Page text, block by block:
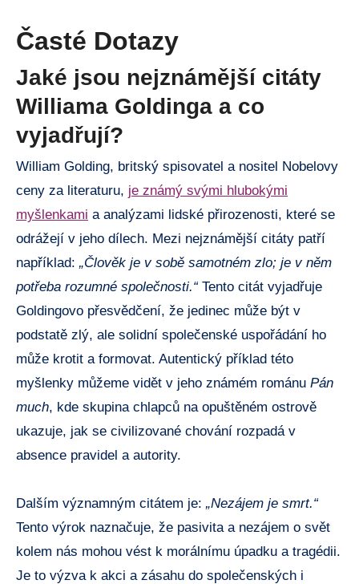
Časté Dotazy
Jaké jsou nejznámější citáty
Williama Goldinga a co
vyjadřují?
William Golding, britský spisovatel a nositel Nobelovy
ceny za literaturu, je známý svými hlubokými
myšlenkami a analýzami lidské přirozenosti, které se
odrážejí v jeho dílech. Mezi nejznámější citáty patří
například: „Člověk je v sobě samotném zlo; je v něm
potřeba rozumné společnosti.“Tento citát vyjadřuje
Goldingovo přesvědčení, že jedinec může být v
podstatě zlý, ale solidní společenské uspořádání ho
může krotit a formovat. Autentický příklad této
myšlenky můžeme vidět v jeho známém románu Pán
much, kde skupina chlapců na opuštěném ostrově
ukazuje, jak se civilizované chování rozpadá v
absence pravidel a autority.
Dalším významným citátem je: „Nezájem je smrt.“
Tento výrok naznačuje, že pasivita a nezájem o svět
kolem nás mohou vést k morálnímu úpadku a tragédii.
Je to výzva k akci a zásahu do společenských i